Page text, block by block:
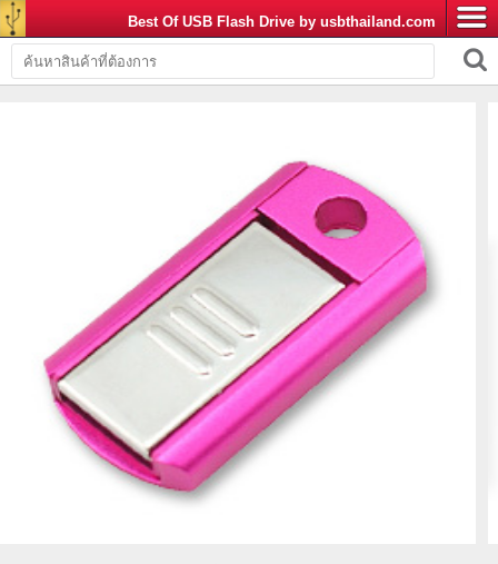
Best Of USB Flash Drive by usbthailand.com